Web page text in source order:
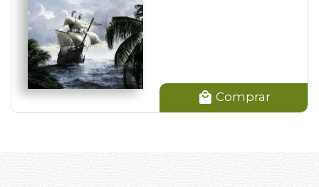
Comprar